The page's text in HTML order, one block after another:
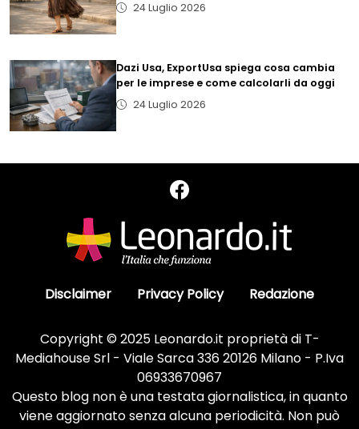
24 Luglio 2026
Dazi Usa, ExportUsa spiega cosa cambia
per le imprese e come calcolarli da oggi
24 Luglio 2026
Disclaimer Privacy Policy Redazione
Copyright © 2025 Leonardo.it proprietà di T-
Mediahouse Srl - Viale Sarca 336 20126 Milano - P.Iva
06933670967
Questo blog non è una testata giornalistica, in quanto
viene aggiornato senza alcuna periodicità. Non può